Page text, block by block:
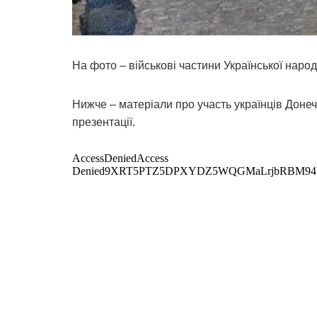
На фото – військові частини Української
Нижче – матеріали про участь українців
презентації.